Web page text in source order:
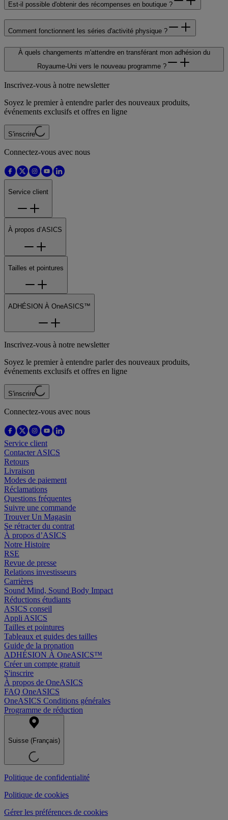
Est-il possible d'obtenir des récompenses en boutique ?
Comment fonctionnent les séries d'activité physique ?
À quels changements m'attendre en transférant mon adhésion du
Royaume-Uni vers le nouveau programme ?
Inscrivez-vous à notre newsletter
Soyez le premier à entendre parler des nouveaux produits,
événements exclusifs et offres en ligne
S'inscrire
Connectez-vous avec nous
Service client
À propos d’ASICS
Tailles et pointures
ADHÉSION À OneASICS™
Inscrivez-vous à notre newsletter
Soyez le premier à entendre parler des nouveaux produits,
événements exclusifs et offres en ligne
S'inscrire
Connectez-vous avec nous
Service client
Contacter ASICS
Retours
Livraison
Modes de paiement
Réclamations
Questions fréquentes
Suivre une commande
Trouver Un Magasin
Se rétracter du contrat
À propos d’ASICS
Notre Histoire
RSE
Revue de presse
Relations investisseurs
Carrières
Sound Mind, Sound Body Impact
Réductions étudiants
ASICS conseil
Appli ASICS
Tailles et pointures
Tableaux et guides des tailles
Guide de la pronation
ADHÉSION À OneASICS™
Créer un compte gratuit
S'inscrire
À propos de OneASICS
FAQ OneASICS
OneASICS Conditions générales
Programme de réduction
Suisse (Français)
Politique de confidentialité
Politique de cookies
Gérer les préférences de cookies